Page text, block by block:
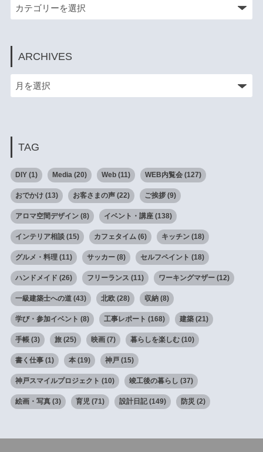
ARCHIVES
TAG
DIY(1) Media(20) Web(11) WEB内覧会(127)
おでかけ(13) お客さまの声(22) ご挨拶(9)
アロマ空間デザイン(8) イベント・講座(138)
インテリア相談(15) カフェタイム(6) キッチン(18)
グルメ・料理(11) サッカー(8) セルフペイント (18)
ハンドメイド (26) フリーランス (11) ワーキングマザー(12)
一級建築士への道(43) 北欧(28) 収納(8)
学び・参加イベント (8) 工事レポート (168) 建築(21)
手帳(3) 旅(25) 映画(7) 暮らしを楽しむ(10)
書く仕事(1) 本(19) 神戸(15)
神戸スマイルプロジェクト (10) 竣工後の暮らし (37)
絵画・写真(3) 育児(71) 設計日記(149) 防災 (2)